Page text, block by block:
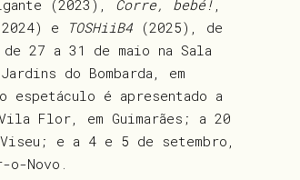
(2023), Corre, bebé! ,
e
TOSHiiB4 (2025), de
27 a 31 de maio na Sala
do Bombarda, em
espetáculo é apresentado a
Flor, em Guimarães; a 20
e a 4 e 5 de setembro,
o-Novo.